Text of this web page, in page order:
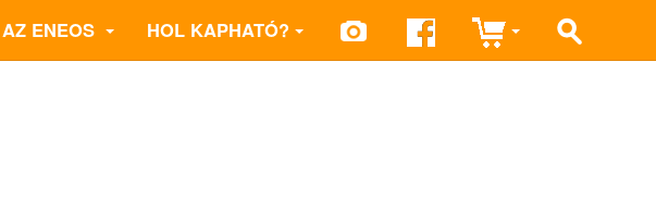
AZ ENEOS HOL KAPHATÓ?